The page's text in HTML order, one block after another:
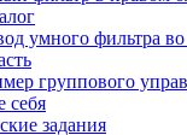
умного фильтра
группового
себя
задания